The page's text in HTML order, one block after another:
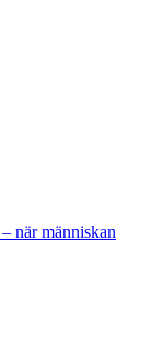
när människan